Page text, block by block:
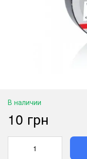
В наличии
10 грн